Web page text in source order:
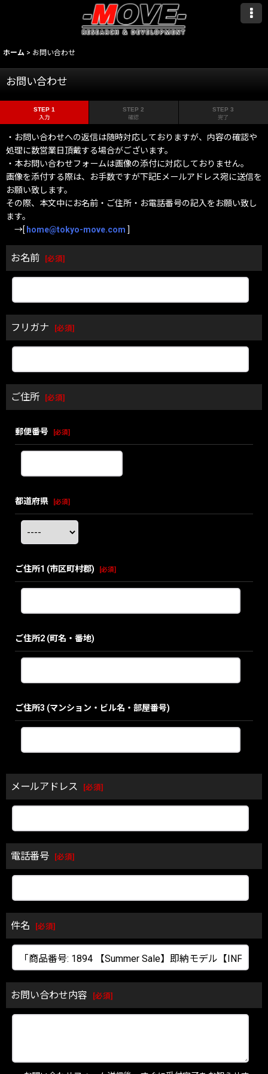
ホーム > お問い合わせ
お問い合わせ
STEP 1
入力
STEP 2
確認
STEP 3
完了
・お問い合わせへの返信は随時対応しておりますが、内容の確認や
処理に数営業日頂戴する場合がございます。
・本お問い合わせフォームは画像の添付に対応しておりません。
画像を添付する際は、お手数ですが下記Eメールアドレス宛に送信を
お願い致します。
その際、本文中にお名前・ご住所・お電話番号の記入をお願い致し
ます。
→[ home@tokyo-move.com ]
お名前 [必須]
フリガナ [必須]
ご住所 [必須]
郵便番号 [必須]
都道府県 [必須]
ご住所1 (市区町村郡) [必須]
ご住所2 (町名・番地)
ご住所3 (マンション・ビル名・部屋番号)
メールアドレス [必須]
電話番号 [必須]
件名 [必須]
お問い合わせ内容 [必須]